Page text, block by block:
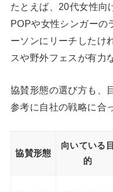
たとえば、20代女性向
POPや女性シンガーの
ーソンにリーチしたけ
スや野外フェスが有力
協賛形態の選び方も、
参考に自社の戦略に合
協賛形態
向いている目
的